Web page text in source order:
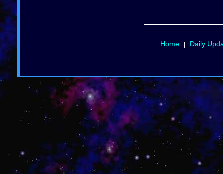
Home| Daily